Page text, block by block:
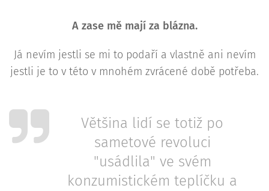
A zase mě mají za blázna.
Já nevím jestli se mi to podaří a vlastně ani nevím
jestli je to v této v mnohém zvrácené době potřeba.
Většina lidí se totiž po
sametové revoluci
"usádlila" ve svém
konzumistickém teplíčku a